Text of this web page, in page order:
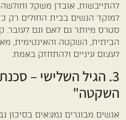
להתייבשות, אובדן משקל וחולשה
למוקד הנשים בבית החולים רק
סטרס מיותר גם לאם וגם לעובר.
הביתית, השקטה והאינטימית,
לעצום עיניים ולהתחזק באמת.
3. הגיל השלישי –
השקטה"
אנשים מבוגרים נמצאים בסיכון